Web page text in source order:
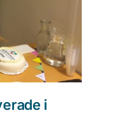
Kontakt
i